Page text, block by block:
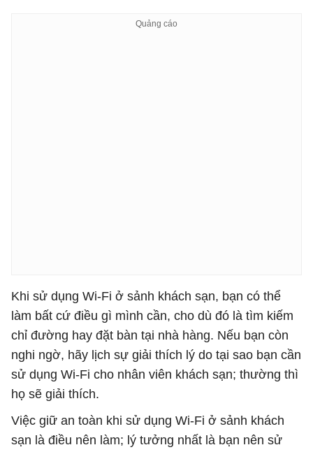
Khi sử dụng Wi-Fi ở sảnh khách sạn, bạn có thể
làm bất cứ điều gì mình cần, cho dù đó là tìm kiếm
chỉ đường hay đặt bàn tại nhà hàng. Nếu bạn còn
nghi ngờ, hãy lịch sự giải thích lý do tại sao bạn cần
sử dụng Wi-Fi cho nhân viên khách sạn; thường thì
họ sẽ giải thích.
Việc giữ an toàn khi sử dụng Wi-Fi ở sảnh khách
sạn là điều nên làm; lý tưởng nhất là bạn nên sử